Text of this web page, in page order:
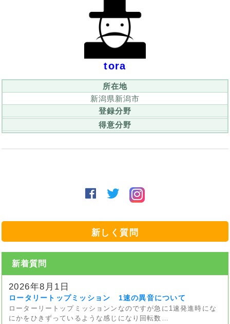
tora
所在地
新潟県新潟市
登録分野
得意分野
新しく質問
新着質問
2026年8月1日
ロータリートップミッション 1速の異音について
ローターリートップミッションンなのですが急に1速発進時にな
にかをひきずっているような感じになり回転数…